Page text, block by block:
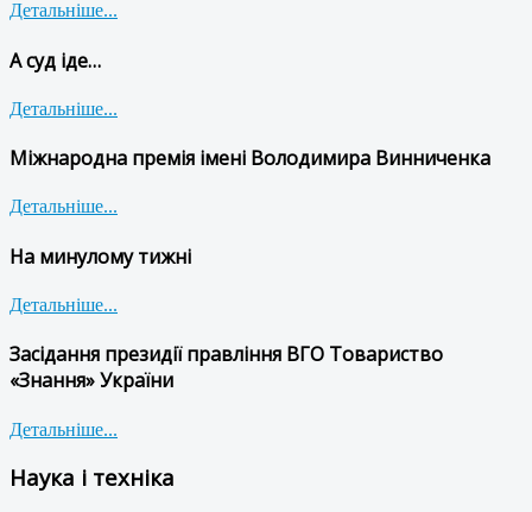
Детальніше...
А суд іде…
Детальніше...
Міжнародна премія імені Володимира Винниченка
Детальніше...
На минулому тижні
Детальніше...
Засідання президії правління ВГО Товариство
«Знання» України
Детальніше...
Наука і техніка